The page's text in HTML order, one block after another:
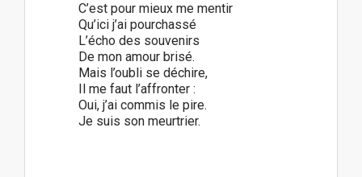
C’est pour mieux me mentir
Qu’ici j’ai pourchassé
L’écho des souvenirs
De mon amour brisé.
Mais l’oubli se déchire,
Il me faut l’affronter :
Oui, j’ai commis le pire.
Je suis son meurtrier.